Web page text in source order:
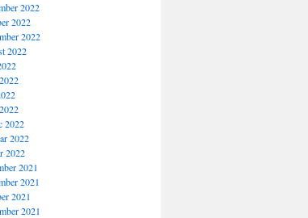
2022
2022
2022
2022
2022
2022
2022
2021
2021
2021
2021